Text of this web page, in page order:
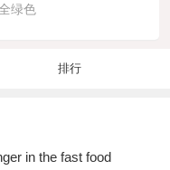
绿色
排行
in the fast food